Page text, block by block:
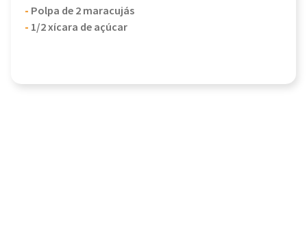
- Polpa de 2 maracujás
- 1/2 xícara de açúcar